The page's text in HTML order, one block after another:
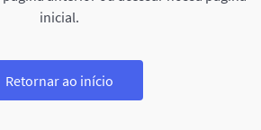
inicial.
Retornar ao início